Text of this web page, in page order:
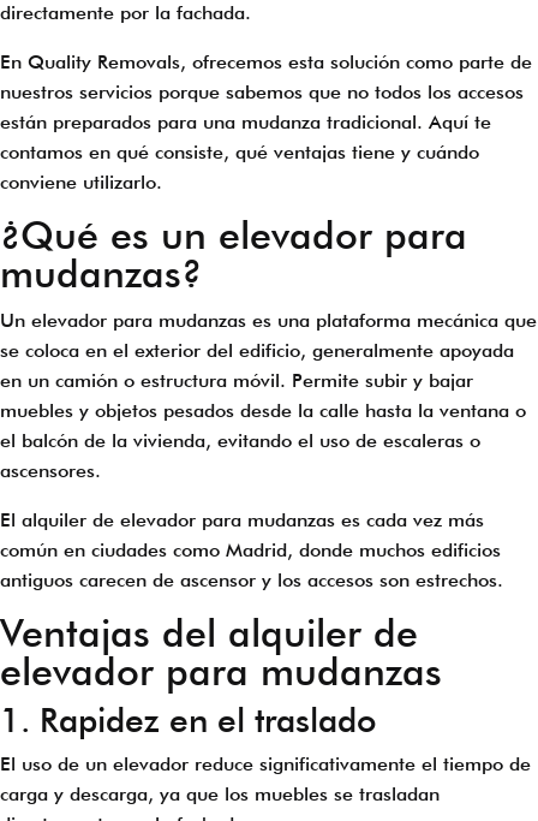
directamente por la fachada.
En Quality Removals, ofrecemos esta solución como parte de
nuestros servicios porque sabemos que no todos los accesos
están preparados para una mudanza tradicional. Aquí te
contamos en qué consiste, qué ventajas tiene y cuándo
conviene utilizarlo.
¿Qué es un elevador para
mudanzas?
Un elevador para mudanzas es una plataforma mecánica que
se coloca en el exterior del edificio, generalmente apoyada
en un camión o estructura móvil. Permite subir y bajar
muebles y objetos pesados desde la calle hasta la ventana o
el balcón de la vivienda, evitando el uso de escaleras o
ascensores.
El alquiler de elevador para mudanzas es cada vez más
común en ciudades como Madrid, donde muchos edificios
antiguos carecen de ascensor y los accesos son estrechos.
Ventajas del alquiler de
elevador para mudanzas
1. Rapidez en el traslado
El uso de un elevador reduce significativamente el tiempo de
carga y descarga, ya que los muebles se trasladan